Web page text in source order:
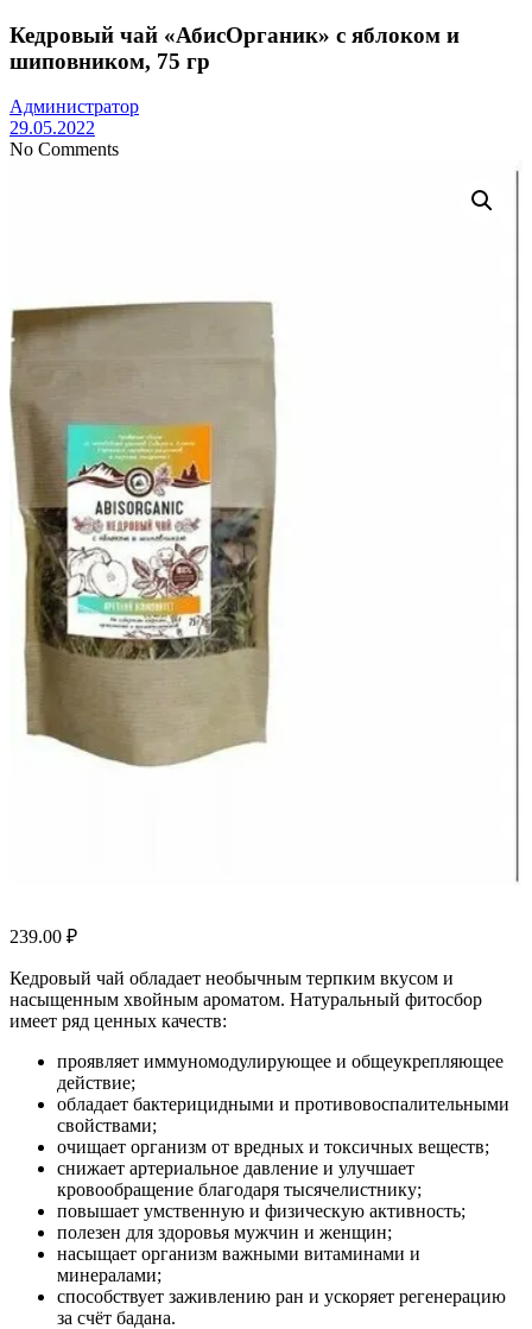
Кедровый чай «АбисОрганик» с яблоком и
шиповником, 75 гр
Администратор
29.05.2022
No Comments
239.00 ₽
Кедровый чай обладает необычным терпким вкусом и
насыщенным хвойным ароматом. Натуральный фитосбор
имеет ряд ценных качеств:
проявляет иммуномодулирующее и общеукрепляющее
действие;
обладает бактерицидными и противовоспалительными
свойствами;
очищает организм от вредных и токсичных веществ;
снижает артериальное давление и улучшает
кровообращение благодаря тысячелистнику;
повышает умственную и физическую активность;
полезен для здоровья мужчин и женщин;
насыщает организм важными витаминами и
минералами;
способствует заживлению ран и ускоряет регенерацию
за счёт бадана.